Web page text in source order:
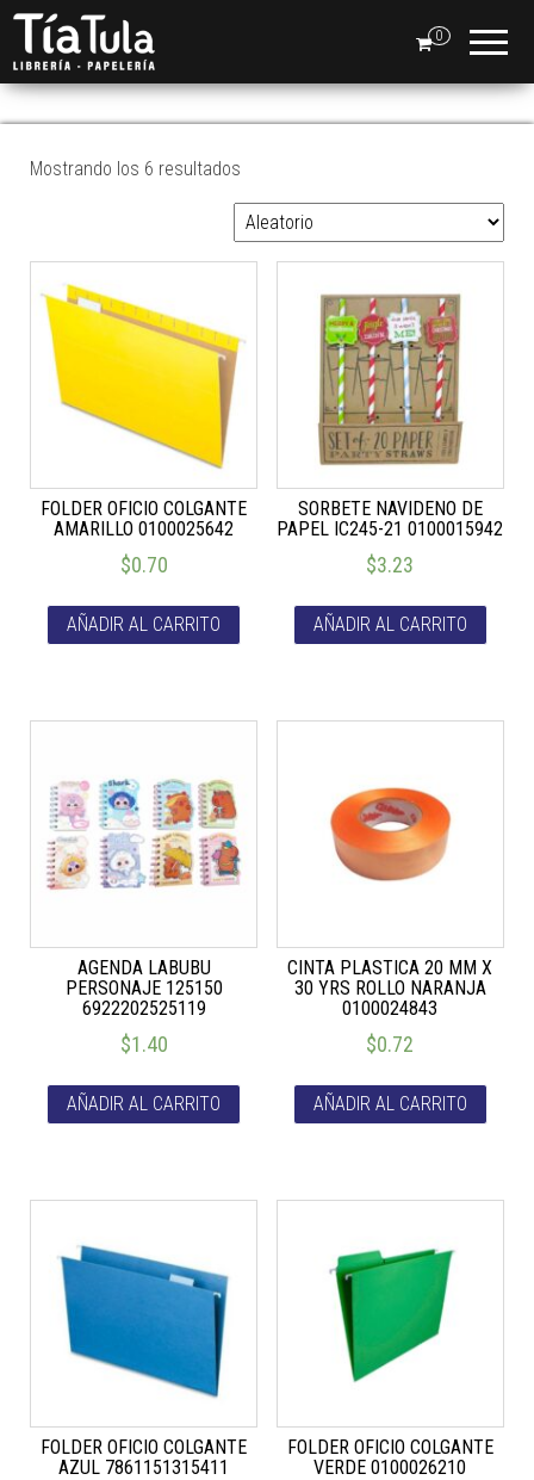
0
NAVIDAD
Mostrando los 6 resultados
FOLDER OFICIO COLGANTE
AMARILLO 0100025642
$0.70
AÑADIR AL CARRITO
SORBETE NAVIDENO DE
PAPEL IC245-21 0100015942
$3.23
AÑADIR AL CARRITO
AGENDA LABUBU
PERSONAJE 125150
6922202525119
$1.40
AÑADIR AL CARRITO
CINTA PLASTICA 20 MM X
30 YRS ROLLO NARANJA
0100024843
$0.72
AÑADIR AL CARRITO
FOLDER OFICIO COLGANTE
AZUL 7861151315411
FOLDER OFICIO COLGANTE
VERDE 0100026210